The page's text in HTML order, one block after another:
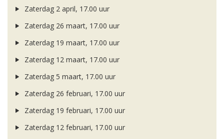
Zaterdag 2 april, 17.00 uur
Zaterdag 26 maart, 17.00 uur
Zaterdag 19 maart, 17.00 uur
Zaterdag 12 maart, 17.00 uur
Zaterdag 5 maart, 17.00 uur
Zaterdag 26 februari, 17.00 uur
Zaterdag 19 februari, 17.00 uur
Zaterdag 12 februari, 17.00 uur